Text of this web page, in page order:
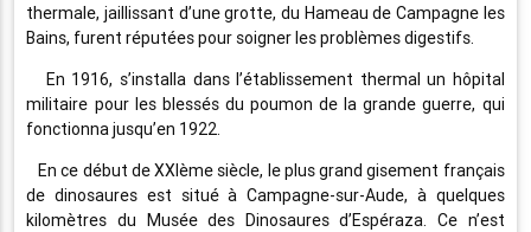
thermale, jaillissant d’une grotte, du Hameau de Campagne les
Bains, furent réputées pour soigner les problèmes digestifs.
En 1916, s’installa dans l’établissement thermal un hôpital
militaire pour les blessés du poumon de la grande guerre, qui
fonctionna jusqu’en 1922.
En ce début de XXIème siècle, le plus grand gisement français
de dinosaures est situé à Campagne-sur-Aude, à quelques
kilomètres du Musée des Dinosaures d’Espéraza. Ce n’est